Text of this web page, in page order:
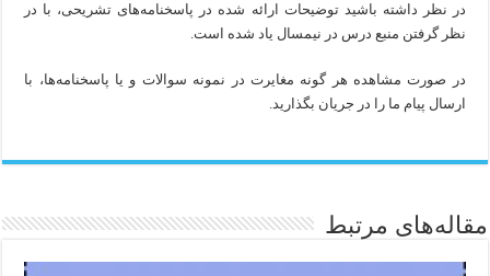
در نظر داشته باشید توضیحات ارائه شده در پاسخنامه‌های تشریحی، با در
نظر گرفتن منبع درس در نیمسال یاد شده است.
در صورت مشاهده هر گونه مغایرت در نمونه سوالات و یا پاسخنامه‌ها، با
ارسال پیام ما را در جریان بگذارید.
مقاله‌های مرتبط